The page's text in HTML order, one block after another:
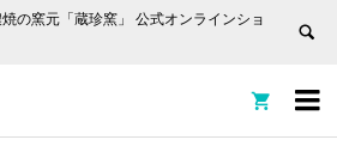
の窯元「蔵珍窯」 公式オンラインショ

